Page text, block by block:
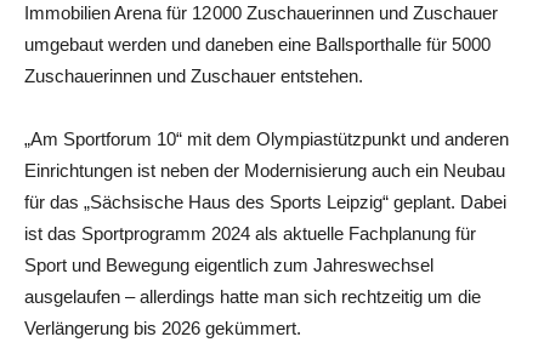
Immobilien Arena für 12 000 Zuschauerinnen und Zuschauer
umgebaut werden und daneben eine Ballsporthalle für 5000
Zuschauerinnen und Zuschauer entstehen.
„Am Sportforum 10“ mit dem Olympiastützpunkt und anderen
Einrichtungen ist neben der Modernisierung auch ein Neubau
für das „Sächsische Haus des Sports Leipzig“ geplant. Dabei
ist das Sportprogramm 2024 als aktuelle Fachplanung für
Sport und Bewegung eigentlich zum Jahreswechsel
ausgelaufen – allerdings hatte man sich rechtzeitig um die
Verlängerung bis 2026 gekümmert.